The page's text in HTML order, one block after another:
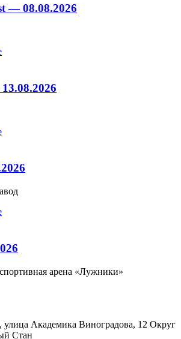
— 08.08.2026
арена «Лужники»
улица Академика Виноградова, 12 Округ
Стан